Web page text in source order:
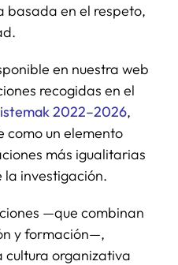
basada en el respeto,
en nuestra web
recogidas en el
2022–2026,
como un elemento
más igualitarias
investigación.
—que combinan
y formación—,
cultura organizativa